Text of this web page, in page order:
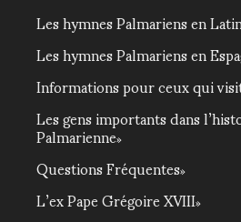
Les hymnes Palmariens en
Les hymnes Palmariens en
Informations pour ceux qui
Les gens importants dans
Palmarienne
Questions Fréquentes
L’ex Pape Grégoire XVIII